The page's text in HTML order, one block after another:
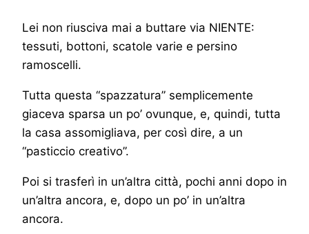
Lei non riusciva mai a buttare via NIENTE:
tessuti, bottoni, scatole varie e persino
ramoscelli.
Tutta questa “spazzatura” semplicemente
giaceva sparsa un po’ ovunque, e, quindi, tutta
la casa assomigliava, per così dire, a un
“pasticcio creativo”.
Poi si trasferì in un’altra città, pochi anni dopo in
un’altra ancora, e, dopo un po’ in un’altra
ancora.